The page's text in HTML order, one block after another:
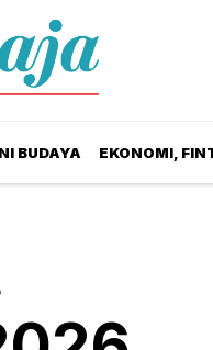
BUDAYA EKONOMI,